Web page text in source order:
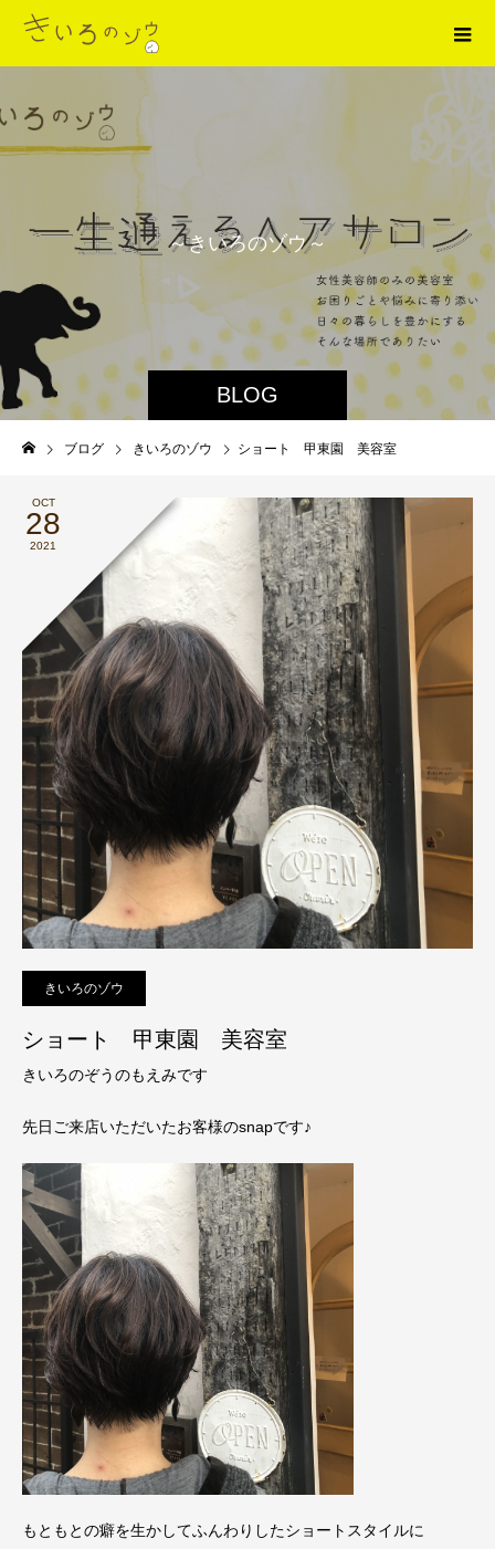
BLOG
～きいろのゾウ～
ブログ きいろのゾウ ショート 甲東園 美容室
OCT
28
2021
きいろのゾウ
ショート 甲東園 美容室
きいろのぞうのもえみです
先日ご来店いただいたお客様のsnapです♪
もともとの癖を生かしてふんわりしたショートスタイルに